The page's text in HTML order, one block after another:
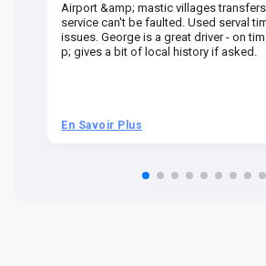
Airport &amp; mastic villages
service can't be faulted. Used serval
issues. George is a great driver - on
p; gives a bit of local history if asked.
En Savoir Plus